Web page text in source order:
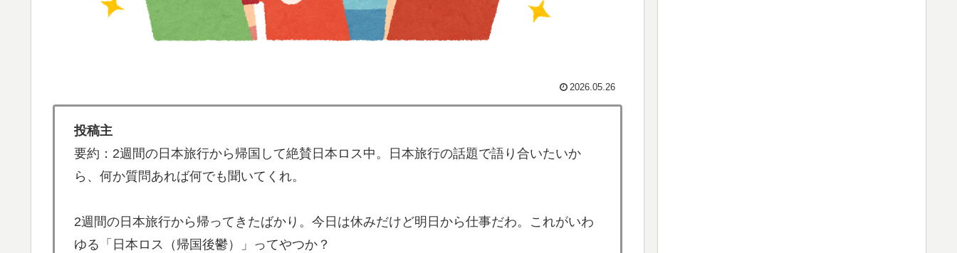
若いカバがワニを枕にしてしまうまさかの瞬間！！
▶ 【海外の反応】アルゼンチン協会、FIFA会長に断固たる支持を表明「隠す気もないんだなｗ」
▶ 韓国人「とある日本の飲食店で、韓国人店員が韓国人団体客と口論になった理由がこちら・・・」
▶ 韓国人「東京とソウルの宿泊費や交通費を徹底比較した結果判明した驚きの物価事情がこちらです」
→「こんなに物価差があるの？‥」
▶ 【朗報】韓国人「日本のサッカー選手、90年代の映画スターかよ」
2026.05.26
投稿主
要約：2週間の日本旅行から帰国して絶賛日本ロス中。日本旅行の話題で語り合いたいか
ら、何か質問あれば何でも聞いてくれ。
2週間の日本旅行から帰ってきたばかり。今日は休みだけど明日から仕事だわ。これがいわ
ゆる「日本ロス（帰国後鬱）」ってやつか？